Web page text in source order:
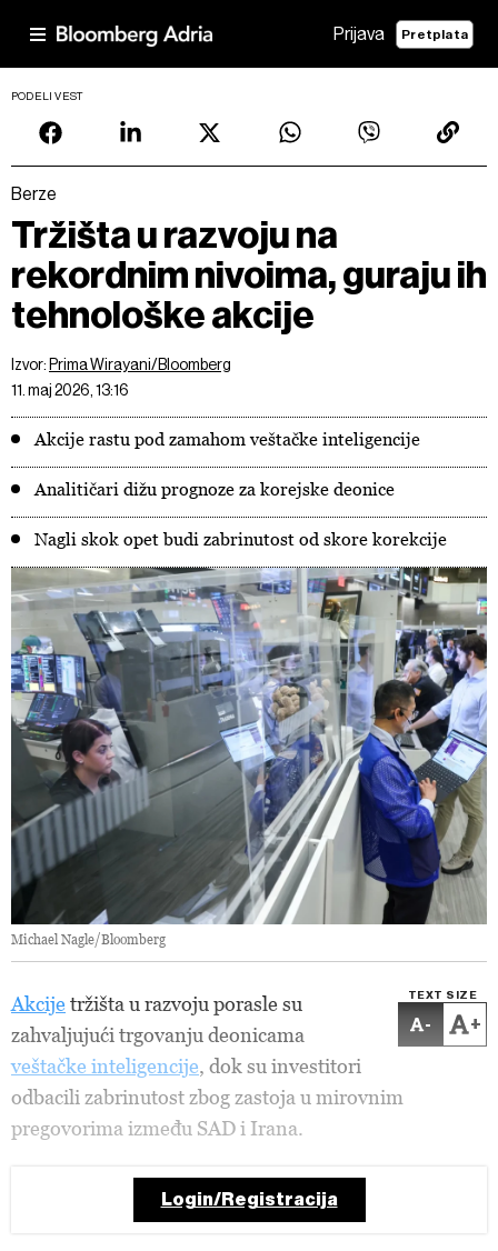
Prijava Pretplata
PODELI VEST
Berze
Tržišta u razvoju na
rekordnim nivoima, guraju ih
tehnološke akcije
Izvor: Prima Wirayani/Bloomberg
11. maj 2026, 13:16
Akcije rastu pod zamahom veštačke inteligencije
Analitičari dižu prognoze za korejske deonice
Nagli skok opet budi zabrinutost od skore korekcije
Michael Nagle/Bloomberg
TEXT SIZE
- +
Akcijetržišta u razvoju porasle su
zahvaljujući trgovanju deonicama
veštačke inteligencije, dok su investitori
odbacili zabrinutost zbog zastoja u mirovnim
pregovorima između SAD i Irana.
Login/Registracija